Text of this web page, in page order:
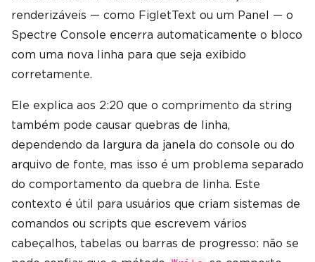
renderizáveis ​​— como FigletText ou um Panel — o
Spectre Console encerra automaticamente o bloco
com uma nova linha para que seja exibido
corretamente.
Ele explica aos 2:20 que o comprimento da string
também pode causar quebras de linha,
dependendo da largura da janela do console ou do
arquivo de fonte, mas isso é um problema separado
do comportamento da quebra de linha. Este
contexto é útil para usuários que criam sistemas de
comandos ou scripts que escrevem vários
cabeçalhos, tabelas ou barras de progresso: não se